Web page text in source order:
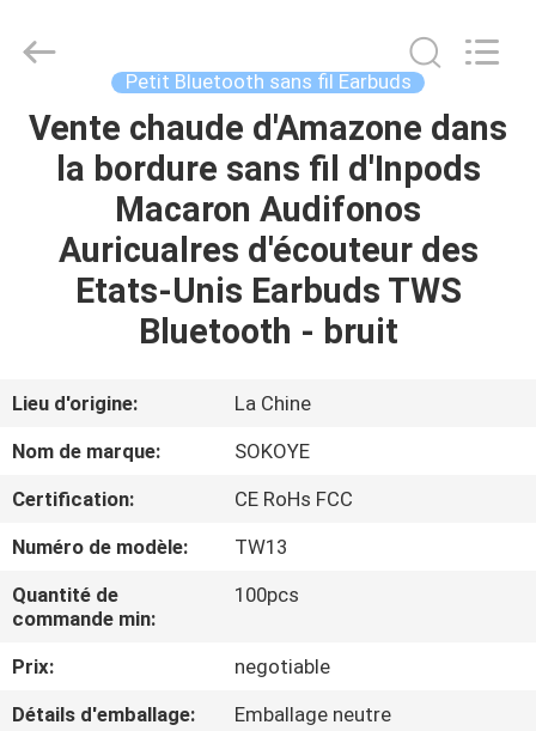
MAISON
PRODUITS
NOUS
D'USINE
CONTRÔLE
DE
QUALITÉ
Electronic
Reserved.
Petit Bluetooth sans fil Earbuds
Vente chaude d'Amazone dans
la bordure sans fil d'Inpods
Macaron Audifonos
Auricualres d'écouteur des
Etats-Unis Earbuds TWS
Bluetooth - bruit
Lieu d'origine:
La Chine
Nom de marque:
SOKOYE
Certification:
CE RoHs FCC
Numéro de modèle:
TW13
Quantité de
commande min:
100pcs
Prix:
negotiable
Détails d'emballage:
Emballage neutre